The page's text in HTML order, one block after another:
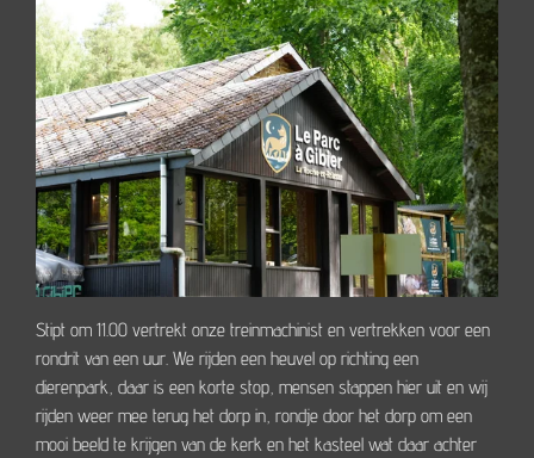
Stipt om 11.00 vertrekt onze treinmachinist en vertrekken voor een
rondrit van een uur. We rijden een heuvel op richting een
dierenpark, daar is een korte stop, mensen stappen hier uit en wij
rijden weer mee terug het dorp in, rondje door het dorp om een
mooi beeld te krijgen van de kerk en het kasteel wat daar achter